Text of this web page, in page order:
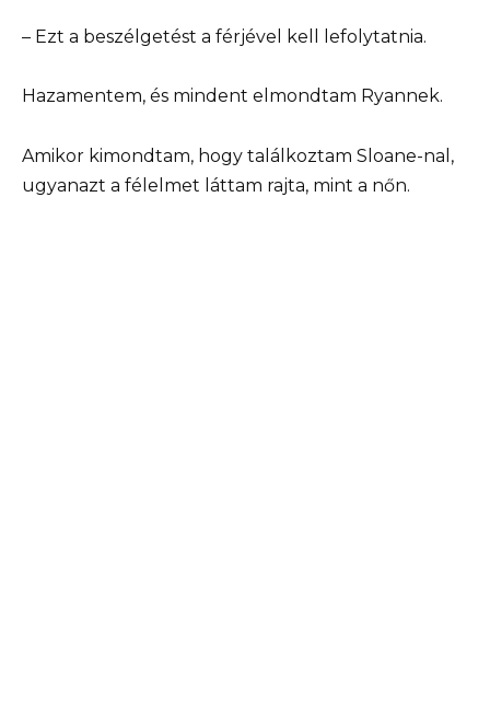
– Ezt a beszélgetést a férjével kell lefolytatnia.
Hazamentem, és mindent elmondtam Ryannek.
Amikor kimondtam, hogy találkoztam Sloane-nal,
ugyanazt a félelmet láttam rajta, mint a nőn.